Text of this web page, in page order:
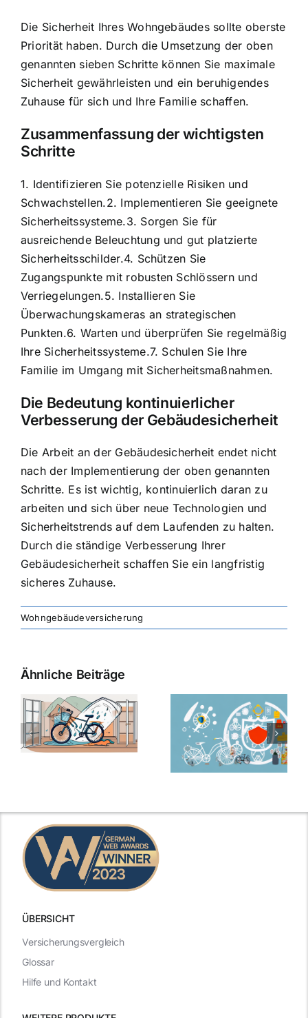
Die Sicherheit Ihres Wohngebäudes sollte oberste
Priorität haben. Durch die Umsetzung der oben
genannten sieben Schritte können Sie maximale
Sicherheit gewährleisten und ein beruhigendes
Zuhause für sich und Ihre Familie schaffen.
Zusammenfassung der wichtigsten
Schritte
1. Identifizieren Sie potenzielle Risiken und
Schwachstellen.2. Implementieren Sie geeignete
Sicherheitssysteme.3. Sorgen Sie für
ausreichende Beleuchtung und gut platzierte
Sicherheitsschilder.4. Schützen Sie
Zugangspunkte mit robusten Schlössern und
Verriegelungen.5. Installieren Sie
Überwachungskameras an strategischen
Punkten.6. Warten und überprüfen Sie regelmäßig
Ihre Sicherheitssysteme.7. Schulen Sie Ihre
Familie im Umgang mit Sicherheitsmaßnahmen.
Die Bedeutung kontinuierlicher
Verbesserung der Gebäudesicherheit
Die Arbeit an der Gebäudesicherheit endet nicht
nach der Implementierung der oben genannten
Schritte. Es ist wichtig, kontinuierlich daran zu
arbeiten und sich über neue Technologien und
Sicherheitstrends auf dem Laufenden zu halten.
Durch die ständige Verbesserung Ihrer
Gebäudesicherheit schaffen Sie ein langfristig
sicheres Zuhause.
Wohngebäudeversicherung
Ähnliche Beiträge
ÜBERSICHT
Versicherungsvergleich
Glossar
Hilfe und Kontakt